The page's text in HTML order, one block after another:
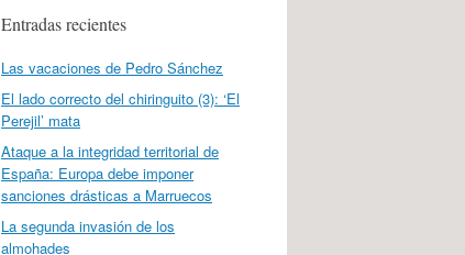
Entradas recientes
Las vacaciones de Pedro Sánchez
El lado correcto del chiringuito (3): ‘El
Perejil’ mata
Ataque a la integridad territorial de
España: Europa debe imponer
sanciones drásticas a Marruecos
La segunda invasión de los
almohades